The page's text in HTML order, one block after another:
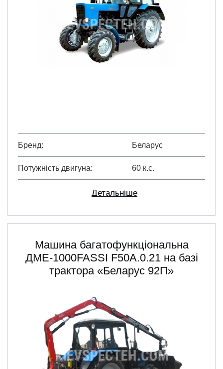
Бренд Беларус
Потужність двигуна 60 к.с.
Детальніше
Машина багатофункціональна
ДМЕ-1000FASSI F50A.0.21 на базі
трактора «Беларус 92П»